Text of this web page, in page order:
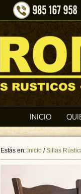
INICIO
Estás en: Inicio /Sillas